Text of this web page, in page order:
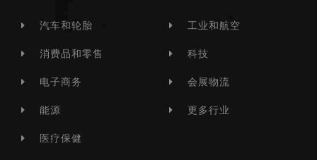
汽车和轮胎
消费品和零售
电子商务
能源
医疗保健
工业和航空
科技
会展物流
更多行业